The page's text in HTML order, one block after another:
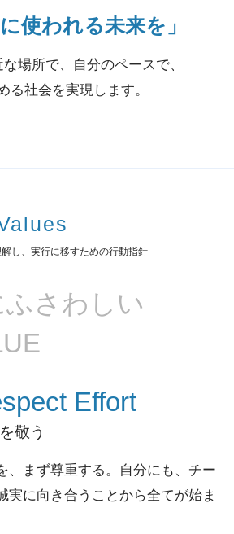
使われる未来を」
場所で、自分のペースで、
る社会を実現します。
し、実行に移すための行動指針
ふさわしい
Effort
敬う
まず尊重する。
自分にも、チー
実に向き合うことから全てが始ま